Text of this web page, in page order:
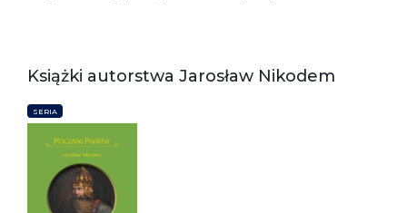
Książki autorstwa Jarosław Nikodem
SERIA